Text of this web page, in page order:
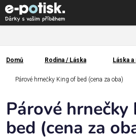
Přejít
na
obsah
Kategorie
Dárek
pro
Domů
Domů Rodina / Láska Láska a
Párové hrnečky King of bed (cena za oba)
Párové
bed (cena za